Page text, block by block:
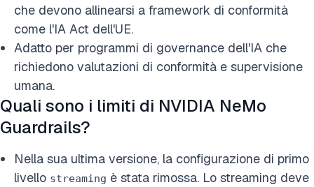
che devono allinearsi a framework di conformità
come l'IA Act dell'UE.
Adatto per programmi di governance dell'IA che
richiedono valutazioni di conformità e supervisione
umana.
Quali sono i limiti di NVIDIA NeMo
Guardrails?
Nella sua ultima versione, la configurazione di primo
livello streaming è stata rimossa. Lo streaming deve